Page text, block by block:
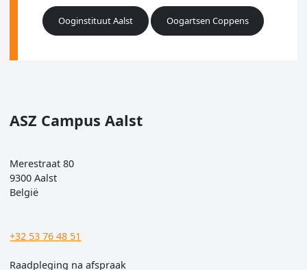
Ooginstituut Aalst Oogartsen Coppens
ASZ Campus Aalst
Merestraat 80
9300 Aalst
België
+32 53 76 48 51
Raadpleging na afspraak